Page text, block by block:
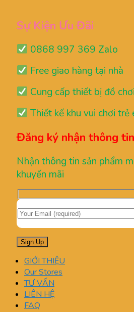
Sự Kiện Ưu Đãi
0868 997 369 Zalo
Free giao hàng tại nhà
Cung cấp thiết bị đồ
Thiết kế khu vui chơi trẻ
Đăng ký nhận thông
Nhận thông tin sản phẩm
khuyến mãi
GIỚI THIỆU
Our Stores
TƯ VẤN
LIÊN HỆ
FAQ